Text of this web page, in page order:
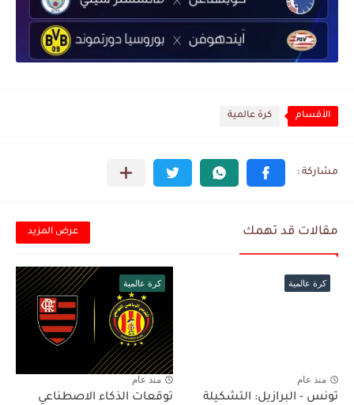
الأقسام كرة عالمية
مقالات قد تهمك عرض المزيد
كرة عالمية
منذ عام
تونس - البرازيل: التشكيلة
كرة عالمية
منذ عام
توقعات الذكاء الاصطناعي